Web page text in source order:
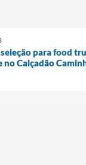
para food
no Calçadão